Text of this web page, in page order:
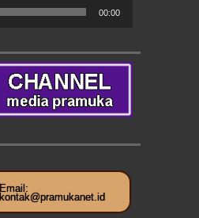
00:00
Email:
kontak@pramukanet.id